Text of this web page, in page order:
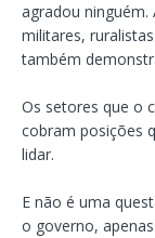
agradou
militares,
também
Os setores que o
cobram posições
lidar.
E não é uma
o governo,